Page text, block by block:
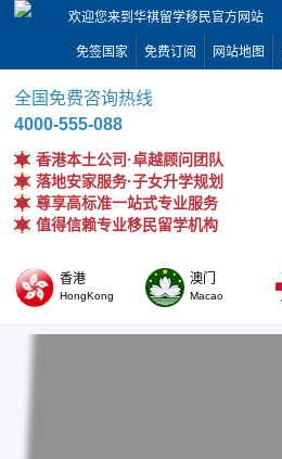
欢迎您来到华祺留学移民官方网站
免签国家 免费订阅 网站地图
全国免费咨询热线
4000-555-088
香港本土公司·卓越顾问团队
落地安家服务·子女升学规划
尊享高标准一站式专业服务
值得信赖专业移民留学机构
香港
HongKong
澳门
Macao